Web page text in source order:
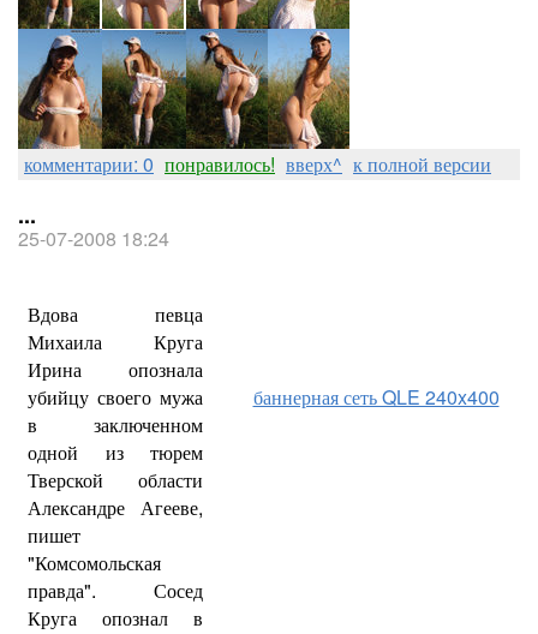
комментарии: 0 понравилось! вверх^ к полной версии
...
25-07-2008 18:24
Вдова певца
Михаила Круга
Ирина опознала
убийцу своего мужа
в заключенном
одной из тюрем
Тверской области
Александре Агееве,
пишет
"Комсомольская
правда". Сосед
Круга опознал в
баннерная сеть QLE 240x400